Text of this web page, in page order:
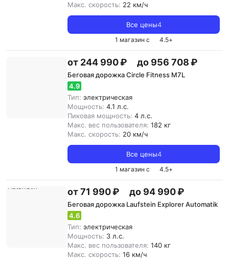
Макс. скорость: 22 км/ч
Все цены4
1 магазин с 4.5+
от 244 990 ₽ до 956 708 ₽
Беговая дорожка Circle Fitness M7L
4.9
Тип: электрическая
Мощность: 4.1 л.с.
Пиковая мощность: 4 л.с.
Макс. вес пользователя: 182 кг
Макс. скорость: 20 км/ч
Все цены4
1 магазин с 4.5+
от 71 990 ₽ до 94 990 ₽
Беговая дорожка Laufstein Explorer Automatik
4.6
Тип: электрическая
Мощность: 3 л.с.
Макс. вес пользователя: 140 кг
Макс. скорость: 16 км/ч